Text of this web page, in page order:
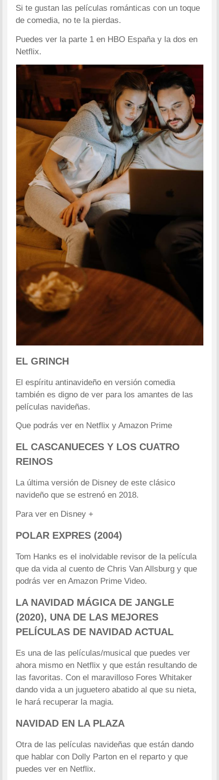
Si te gustan las películas románticas con un toque
de comedia, no te la pierdas.
Puedes ver la parte 1 en HBO España y la dos en
Netflix.
EL GRINCH
El espíritu antinavideño en versión comedia
también es digno de ver para los amantes de las
películas navideñas.
Que podrás ver en Netflix y Amazon Prime
EL CASCANUECES Y LOS CUATRO
REINOS
La última versión de Disney de este clásico
navideño que se estrenó en 2018.
Para ver en Disney +
POLAR EXPRES (2004)
Tom Hanks es el inolvidable revisor de la película
que da vida al cuento de Chris Van Allsburg y que
podrás ver en Amazon Prime Video.
LA NAVIDAD MÁGICA DE JANGLE
(2020), UNA DE LAS MEJORES
PELÍCULAS DE NAVIDAD ACTUAL
Es una de las películas/musical que puedes ver
ahora mismo en Netflix y que están resultando de
las favoritas. Con el maravilloso Fores Whitaker
dando vida a un juguetero abatido al que su nieta,
le hará recuperar la magia.
NAVIDAD EN LA PLAZA
Otra de las películas navideñas que están dando
que hablar con Dolly Parton en el reparto y que
puedes ver en Netflix.